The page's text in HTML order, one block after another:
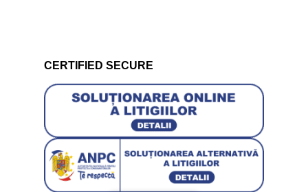
CERTIFIED SECURE